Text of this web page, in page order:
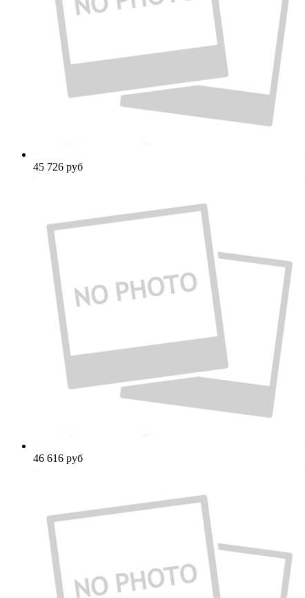
45 726 руб
46 616 руб